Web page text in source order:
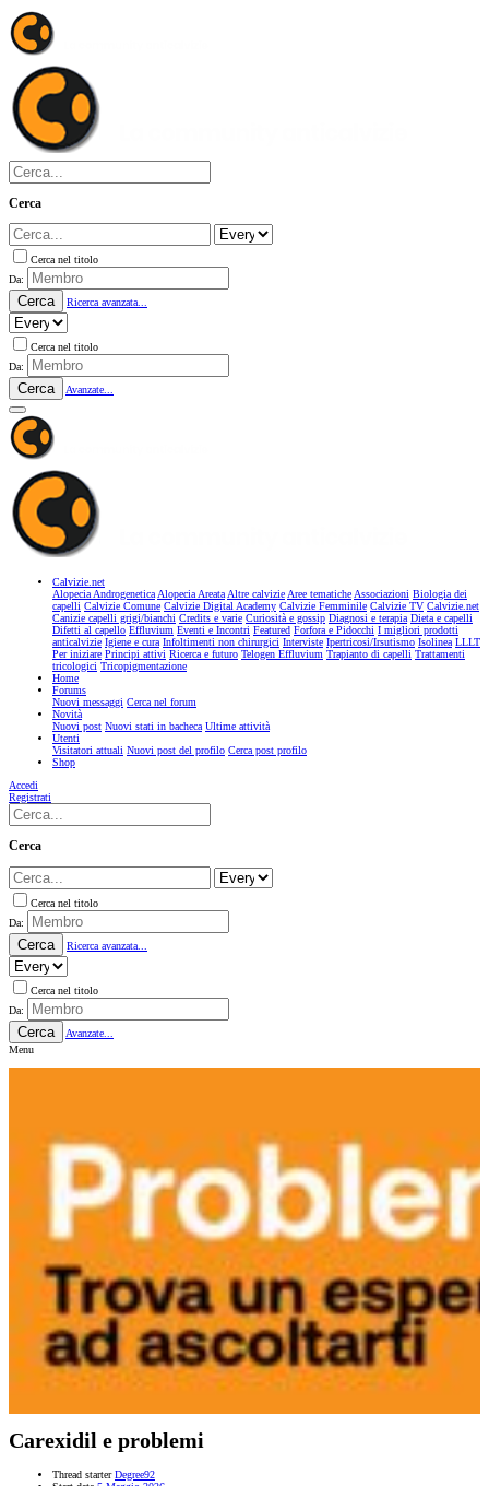
Cerca
Cerca nel titolo
Da:
Cerca Ricerca avanzata...
Cerca nel titolo
Da:
Cerca Avanzate...
Calvizie.net
Alopecia AndrogeneticaAlopecia AreataAltre calvizieAree tematicheAssociazioni Biologia dei
capelli Calvizie Comune Calvizie Digital Academy Calvizie Femminile Calvizie TV Calvizie.net
Canizie capelli grigi/bianchi Credits e varie Curiosità e gossip Diagnosi e terapia Dieta e capelli
Difetti al capello Effluvium Eventi e Incontri Featured Forfora e Pidocchi I migliori prodotti
anticalvizie Igiene e cura Infoltimenti non chirurgici Interviste Ipertricosi/Irsutismo Isolinea LLLT
Per iniziare Principi attivi Ricerca e futuro Telogen Effluvium Trapianto di capelli Trattamenti
tricologici Tricopigmentazione
Home
Forums
Nuovi messaggi Cerca nel forum
Novità
Nuovi post Nuovi stati in bacheca Ultime attività
Utenti
Visitatori attuali Nuovi post del profilo Cerca post profilo
Shop
Accedi
Registrati
Cerca
Cerca nel titolo
Da:
Cerca Ricerca avanzata...
Cerca nel titolo
Da:
Cerca
Avanzate...
Menu
Carexidil e problemi
Thread starter Degree92